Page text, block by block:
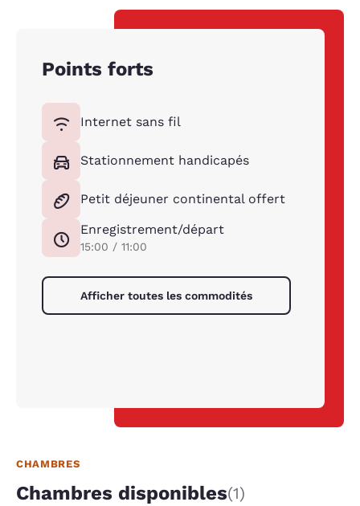
Points forts
Internet sans fil
Stationnement handicapés
Petit déjeuner continental offert
Enregistrement/départ
15:00 / 11:00
Afficher toutes les commodités
CHAMBRES
Chambres disponibles(1)